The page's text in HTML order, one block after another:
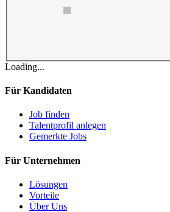
Loading...
Für Kandidaten
Job finden
Talentprofil anlegen
Gemerkte Jobs
Für Unternehmen
Lösungen
Vorteile
Über Uns